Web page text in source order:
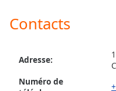
Background
Contacts
Adresse:
Numéro de